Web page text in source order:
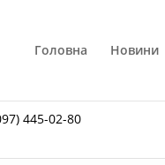
Головна Новини
445-02-80